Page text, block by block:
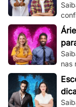
seu
nas